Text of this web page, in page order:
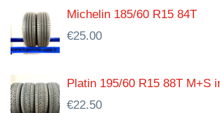
Michelin 185/60 R15 84T
€25.00
Platin 195/60 R15 88T M+S
€22.50